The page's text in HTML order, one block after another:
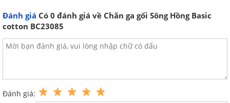
Đánh giá Có 0 đánh giá về Chăn ga gối Sông Hồng Basic
cotton BC23085
Đánh giá: